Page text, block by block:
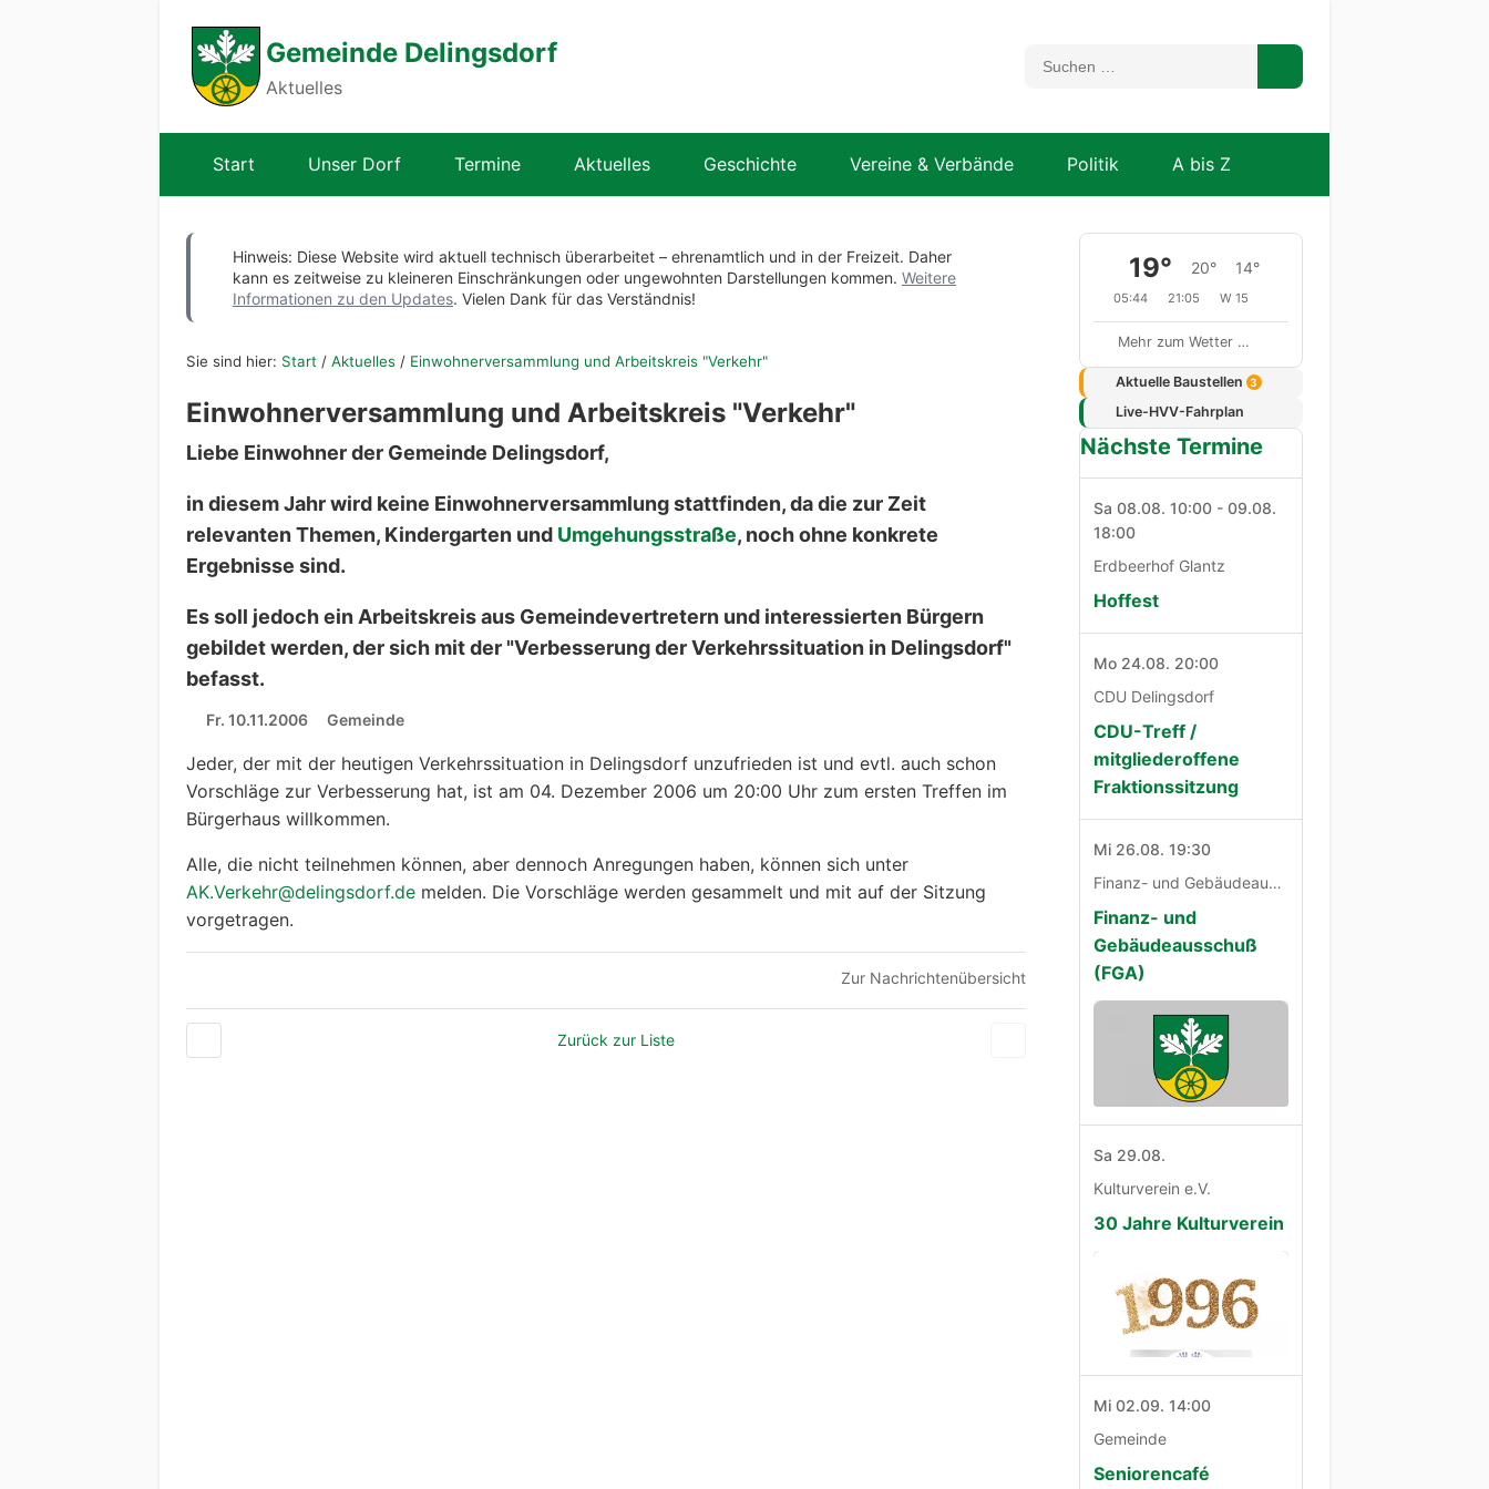
Gemeinde Delingsdorf
Aktuelles
Start Unser Dorf Termine Aktuelles Geschichte Vereine & Verbände Politik A bis Z
Hinweis: Diese Website wird aktuell technisch überarbeitet – ehrenamtlich und in der Freizeit. Daher
kann es zeitweise zu kleineren Einschränkungen oder ungewohnten Darstellungen kommen. Weitere
Informationen zu den Updates. Vielen Dank für das Verständnis!
Sie sind hier: Start / Aktuelles / Einwohnerversammlung und Arbeitskreis "Verkehr"
Einwohnerversammlung und Arbeitskreis "Verkehr"
Liebe Einwohner der Gemeinde Delingsdorf,
in diesem Jahr wird keine Einwohnerversammlung stattfinden, da die zur Zeit
relevanten Themen, Kindergarten und Umgehungsstraße, noch ohne konkrete
Ergebnisse sind.
Es soll jedoch ein Arbeitskreis aus Gemeindevertretern und interessierten Bürgern
gebildet werden, der sich mit der "Verbesserung der Verkehrssituation in Delingsdorf"
befasst.
Fr. 10.11.2006 Gemeinde
Jeder, der mit der heutigen Verkehrssituation in Delingsdorf unzufrieden ist und evtl. auch schon
Vorschläge zur Verbesserung hat, ist am 04. Dezember 2006 um 20:00 Uhr zum ersten Treffen im
Bürgerhaus willkommen.
Alle, die nicht teilnehmen können, aber dennoch Anregungen haben, können sich unter
AK.Verkehr@delingsdorf.de melden. Die Vorschläge werden gesammelt und mit auf der Sitzung
vorgetragen.
Zur Nachrichtenübersicht
Zurück zur Liste
19° 20° 14°
05:44 21:05 W 15
Mehr zum Wetter …
Aktuelle Baustellen 3
Live-HVV-Fahrplan
Nächste Termine
Sa 08.08. 10:00 - 09.08.
18:00
Erdbeerhof Glantz
Hoffest
Mo 24.08. 20:00
CDU Delingsdorf
CDU-Treff /
mitgliederoffene
Fraktionssitzung
Mi 26.08. 19:30
Finanz- und Gebäudeausschuß
Finanz- und
Gebäudeausschuß
(FGA)
Sa 29.08.
Kulturverein e.V.
30 Jahre Kulturverein
Mi 02.09. 14:00
Gemeinde
Seniorencafé